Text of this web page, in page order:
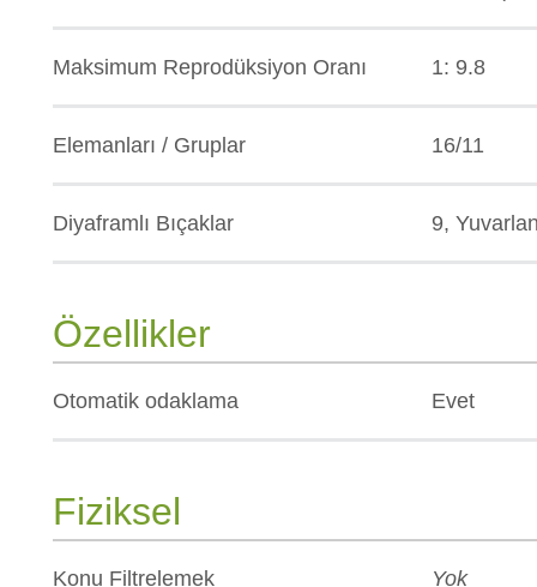
Maksimum Reprodüksiyon Oranı 1: 9.8
Elemanları / Gruplar 16/11
Diyaframlı Bıçaklar 9,
Özellikler
Otomatik odaklama Evet
Fiziksel
Konu Filtrelemek Yok